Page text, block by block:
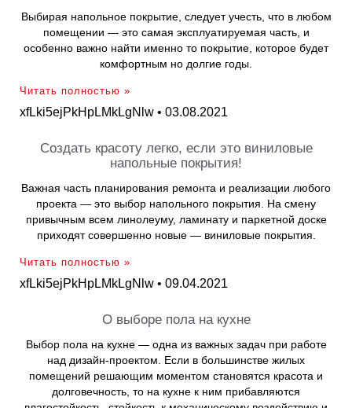
Выбирая напольное покрытие, следует учесть, что в любом
помещении — это самая эксплуатируемая часть, и
особенно важно найти именно то покрытие, которое будет
комфортным но долгие годы.
Читать полностью »
xfLki5ejPkHpLMkLgNlw 03.08.2021
Создать красоту легко, если это виниловые
напольные покрытия!
Важная часть планирования ремонта и реализации любого
проекта — это выбор напольного покрытия. На смену
привычным всем линолеуму, ламинату и паркетной доске
приходят совершенно новые — виниловые покрытия.
Читать полностью »
xfLki5ejPkHpLMkLgNlw 09.04.2021
О выборе пола на кухне
Выбор пола на кухне — одна из важных задач при работе
над дизайн-проектом. Если в большинстве жилых
помещений решающим моментом становятся красота и
долговечность, то на кухне к ним прибавляются